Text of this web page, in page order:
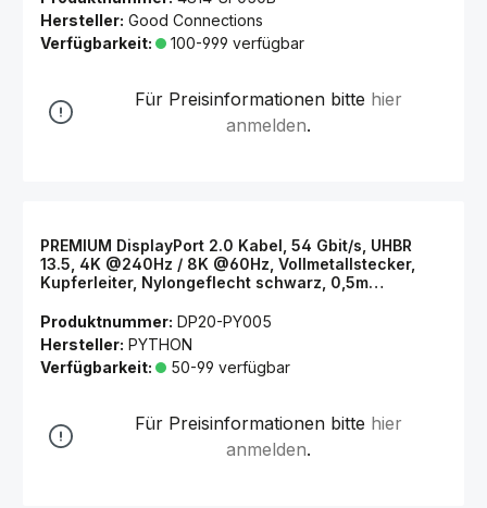
Hersteller: Good Connections
Verfügbarkeit:
100-999 verfügbar
Für Preisinformationen bitte hier
anmelden.
PREMIUM DisplayPort 2.0 Kabel, 54 Gbit/s, UHBR
13.5, 4K @240Hz / 8K @60Hz, Vollmetallstecker,
Kupferleiter, Nylongeflecht schwarz, 0,5m
Produktnummer: DP20-PY005
Hersteller: PYTHON
Verfügbarkeit:
50-99 verfügbar
Für Preisinformationen bitte hier
anmelden.